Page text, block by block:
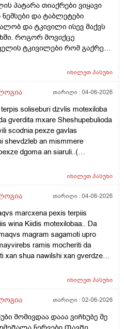
პატარა თიაქრები ვიყავი
ნემსები და ტაბლეტები
და ტკივილი ისევ მაქვს
როგორ მოვიქცე
ტკივილები რომ გაქრეს.
ცოტა მაშინ მიმსუბუქდება
ან რა გავიკეთო გთხოვთ
იხილეთპასუხი
თარიღი :04-06-2026
soliseburi dzvlis motexiloba
gverdita mxare Sheshupebulioda
scodnia pexze gavlas
shevdzleb an mismmere
dgoma an siaruli..(
mxares ro vwvebi dzilis
gadavbrundebi da ravi
waramara vdgebi 30wutshi
davdivar an tualetshi shevdivaran
vewevi da tabashiri ro
vadeb da araa veyrdnobii.
am tkivilebma wesit ramden
saagamoti sheteviti
arc ertiara tkvil
kalcimes da rabeloks da
es toqsivenoli imisaa rom es
იხილეთპასუხი
თარიღი :04-06-2026
marcxena pexis terpiis
wina Kiidis motexilobaa.. Da
magram sagamoti upro
ramis mocheriti da
xan shua nawilshi xan gverdze
magijeb tu balishze davde
im shua nawilshi sxva adgilebshi
ukan avida tabashiri? Da ro
იხილეთპასუხი
თარიღი :02-06-2026
მომივდაა დააა ვიᲩხუბე მე